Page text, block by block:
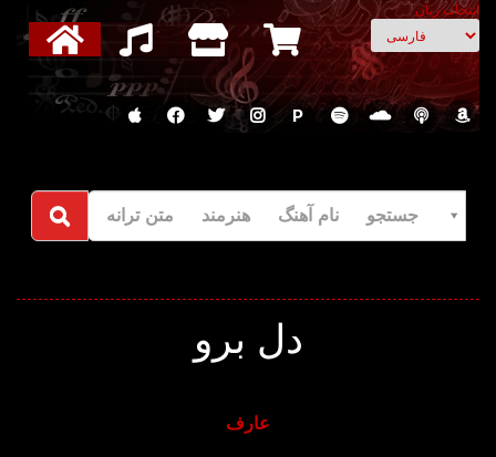
انتخاب زبان
P
جستجو نام آهنگ هنرمند متن ترانه
دل برو
عارف